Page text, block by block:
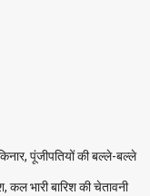
पूंजीपतियों की बल्ले-बल्ले
भारी बारिश की चेतावनी